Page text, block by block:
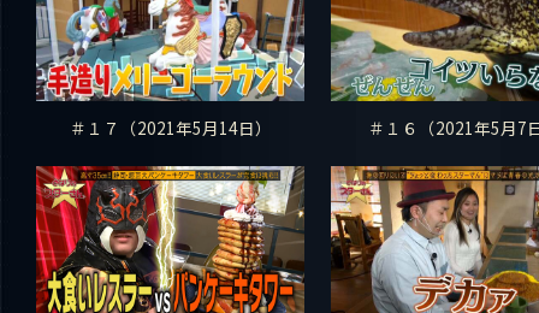
＃１７（2021年5月14日） ＃１６（2021年5月7